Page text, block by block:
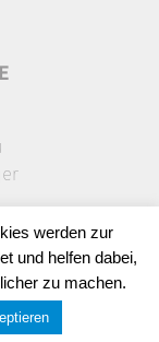
werden zur
und helfen dabei,
zu machen.